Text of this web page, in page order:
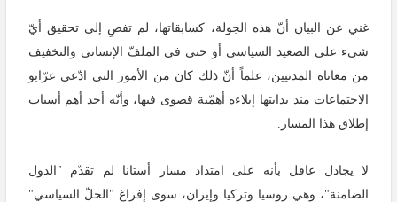
غني عن البيان أنّ هذه الجولة، كسابقاتها، لم تفضِ إلى تحقيق أيّ
شيء على الصعيد السياسي أو حتى في الملفّ الإنساني والتخفيف
من معاناة المدنيين، علماً أنّ ذلك كان من الأمور التي ادّعى عرّابو
الاجتماعات منذ بدايتها إيلاءه أهمّية قصوى فيها، وأنّه أحد أهم أسباب
إطلاق هذا المسار.
لا يجادل عاقل بأنه على امتداد مسار أستانا لم تقدّم "الدول
الضامنة"، وهي روسيا وتركيا وإيران، سوى إفراغ "الحلّ السياسي"